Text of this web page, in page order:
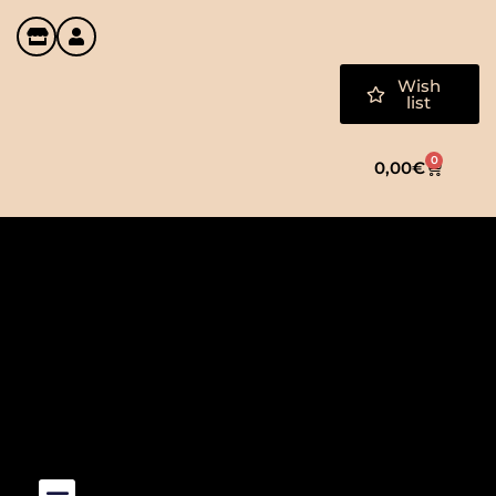
Wish
list
0,00€ 0